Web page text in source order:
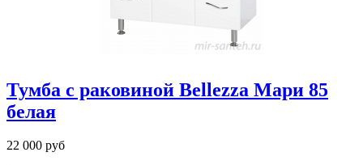
Тумба с раковиной Bellezza Мари 85
белая
22 000 руб